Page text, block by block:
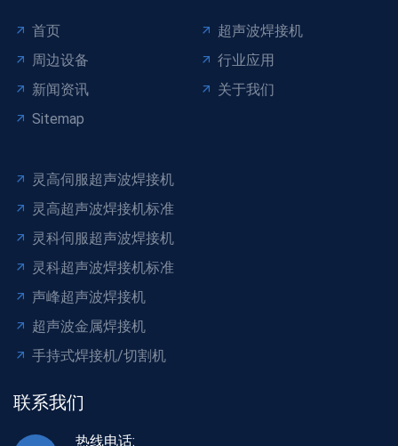
首页
超声波焊接机
周边设备
行业应用
新闻资讯
关于我们
Sitemap
灵高伺服超声波焊接机
灵高超声波焊接机标准
灵科伺服超声波焊接机
灵科超声波焊接机标准
声峰超声波焊接机
超声波金属焊接机
手持式焊接机/切割机
联系我们
热线电话: